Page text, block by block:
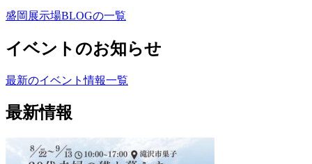
盛岡展示場BLOGの一覧
イベントのお知らせ
最新のイベント情報一覧
最新情報